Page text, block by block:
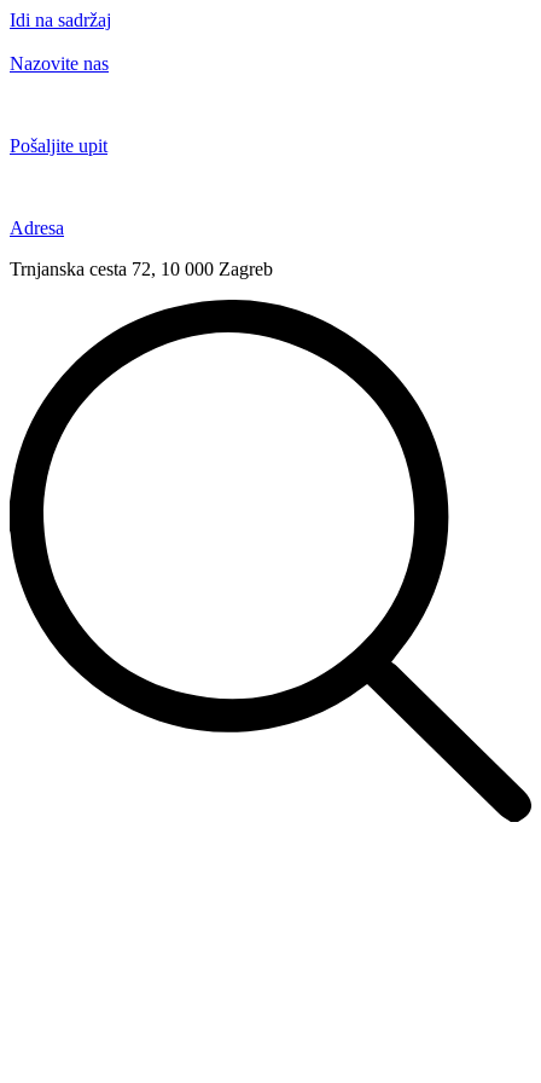
Idi na sadržaj
Nazovite nas
Pošaljite upit
Adresa
Trnjanska cesta 72, 10 000 Zagreb